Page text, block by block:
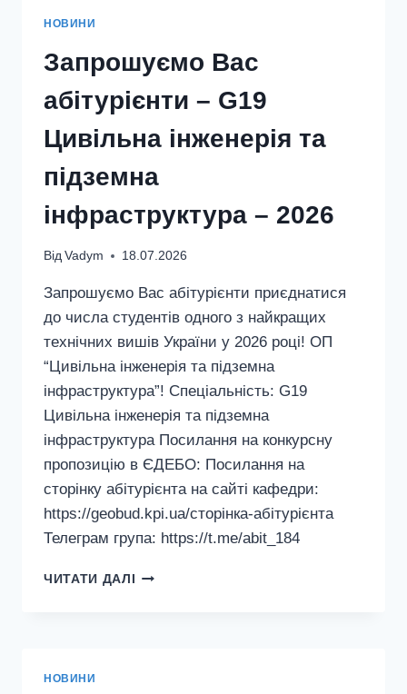
НАФТОГАЗОВІ
ТЕХНОЛОГІЇ
2026!
НОВИНИ
Запрошуємо Вас
абітурієнти – G19
Цивільна інженерія та
підземна
інфраструктура – 2026
Від Vadym 18.07.2026
Запрошуємо Вас абітурієнти приєднатися
до числа студентів одного з найкращих
технічних вишів України у 2026 році! ОП
“Цивільна інженерія та підземна
інфраструктура”! Спеціальність: G19
Цивільна інженерія та підземна
інфраструктура Посилання на конкурсну
пропозицію в ЄДЕБО: Посилання на
сторінку абітурієнта на сайті кафедри:
https://geobud.kpi.ua/сторінка-абітурієнта
Телеграм група: https://t.me/abit_184
ЧИТАТИ ДАЛІ
ЗАПРОШУЄМО
НОВИНИ